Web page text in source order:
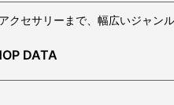
クセサリーまで、幅広いジャン
DATA